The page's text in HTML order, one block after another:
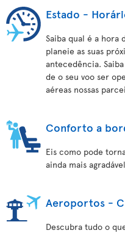
Estado -
Saiba qual é a hora
planeie as suas
antecedência.
de o seu voo ser
aéreas nossas
Conforto a
Eis como pode
ainda mais
Aeroportos -
Descubra tudo o